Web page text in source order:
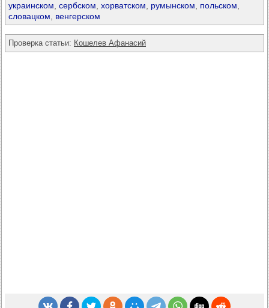
украинском сербском хорватском румынском польском
словацком
венгерском
Проверка статьи: Кошелев Афанасий